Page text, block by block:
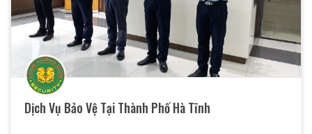
khách hàng tốt nhất và khẳng định đẳng cấp thương hiệu.
Các nhà quản lý điều hành luôn tìm kiếm phương án bảo
vệ siêu thị & giải pháp bảo vệ TTTM an toàn hiệu quả và
tốt ưu nhất.rung đông dân cư và tại các trục đường chính
có mật độ giao thông đông đúc. Có lượng khách ra/ vào
tham quan mua sắm đông đúc, đủ mọi thành phần về
trình độ văn hóa, chủng tộc và quốc gia. Hướng đến mục
Dịch Vụ Bảo Vệ Tại Thành Phố Hà Tĩnh